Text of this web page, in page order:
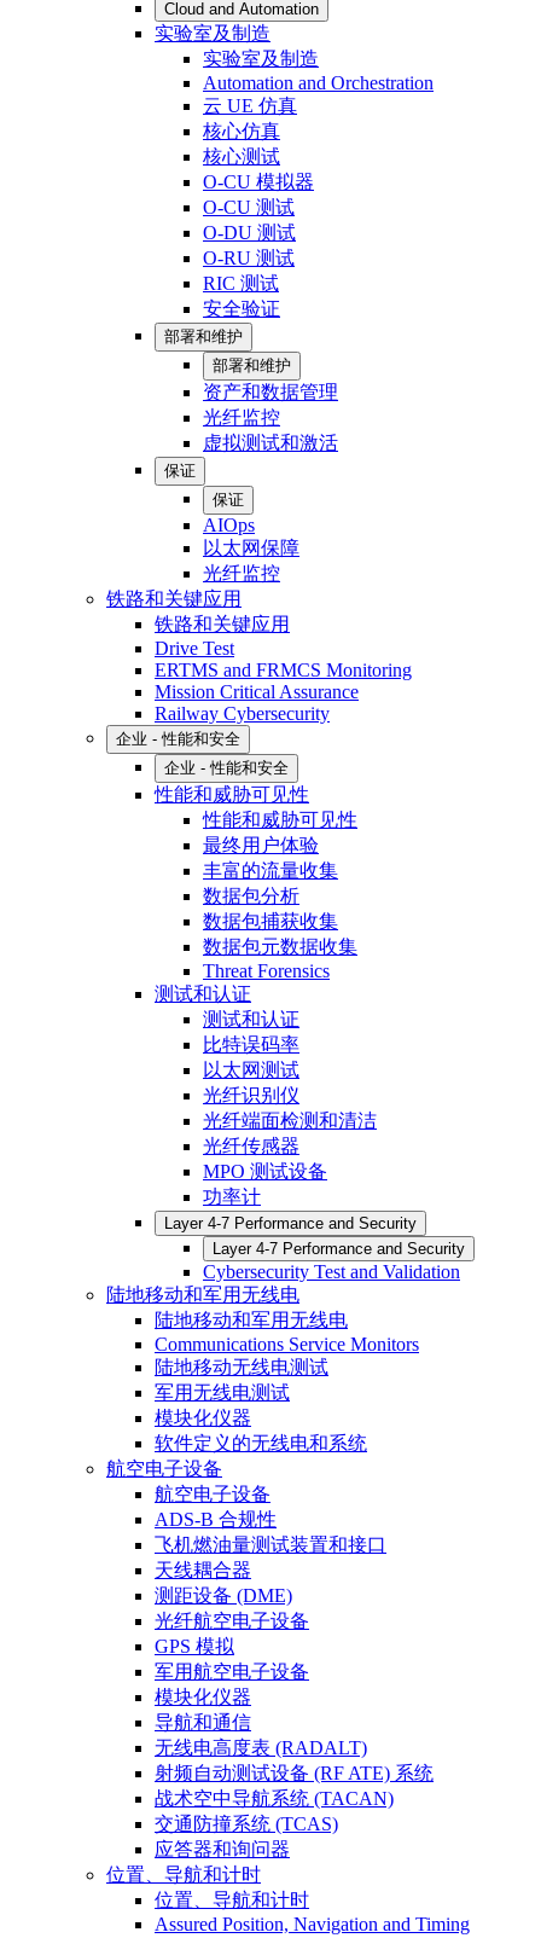
Cloud and Automation
实验室及制造
实验室及制造
Automation and Orchestration
云 UE 仿真
核心仿真
核心测试
O-CU 模拟器
O-CU 测试
O-DU 测试
O-RU 测试
RIC 测试
安全验证
部署和维护
部署和维护
资产和数据管理
光纤监控
虚拟测试和激活
保证
保证
AIOps
以太网保障
光纤监控
铁路和关键应用
铁路和关键应用
Drive Test
ERTMS and FRMCS Monitoring
Mission Critical Assurance
Railway Cybersecurity
企业 - 性能和安全
企业 - 性能和安全
性能和威胁可见性
性能和威胁可见性
最终用户体验
丰富的流量收集
数据包分析
数据包捕获收集
数据包元数据收集
Threat Forensics
测试和认证
测试和认证
比特误码率
以太网测试
光纤识别仪
光纤端面检测和清洁
光纤传感器
MPO 测试设备
功率计
Layer 4-7 Performance and Security
Layer 4-7 Performance and Security
Cybersecurity Test and Validation
陆地移动和军用无线电
陆地移动和军用无线电
Communications Service Monitors
陆地移动无线电测试
军用无线电测试
模块化仪器
软件定义的无线电和系统
航空电子设备
航空电子设备
ADS-B 合规性
飞机燃油量测试装置和接口
天线耦合器
测距设备 (DME)
光纤航空电子设备
GPS 模拟
军用航空电子设备
模块化仪器
导航和通信
无线电高度表 (RADALT)
射频自动测试设备 (RF ATE) 系统
战术空中导航系统 (TACAN)
交通防撞系统 (TCAS)
应答器和询问器
位置、导航和计时
位置、导航和计时
Assured Position, Navigation and Timing